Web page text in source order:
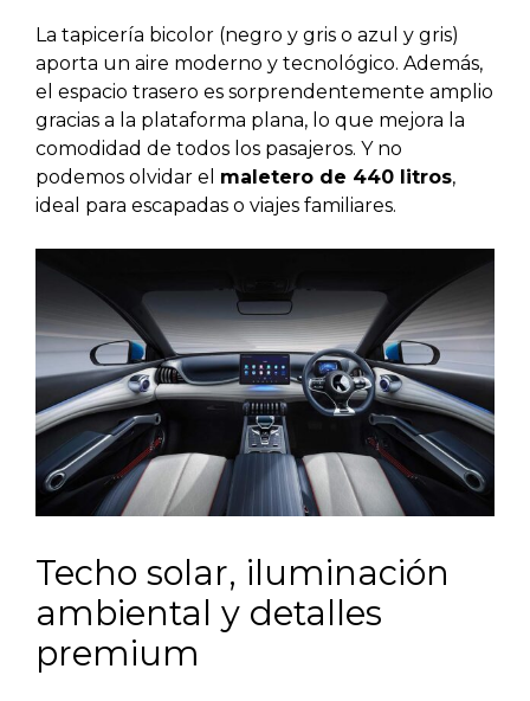
La tapicería bicolor (negro y gris o azul y gris)
aporta un aire moderno y tecnológico. Además,
el espacio trasero es sorprendentemente amplio
gracias a la plataforma plana, lo que mejora la
comodidad de todos los pasajeros. Y no
podemos olvidar el maletero de 440 litros,
ideal para escapadas o viajes familiares.
Techo solar, iluminación
ambiental y detalles
premium